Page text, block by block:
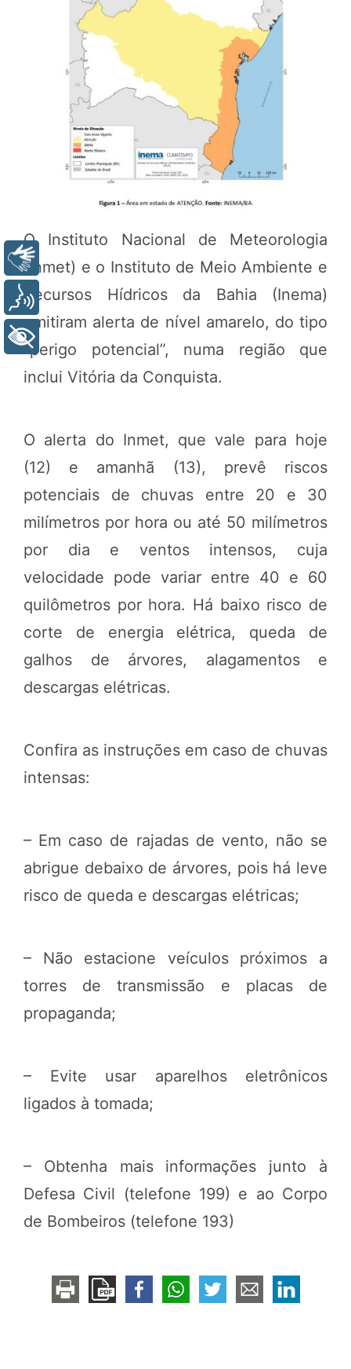
O Instituto Nacional de Meteorologia
(Inmet) e o Instituto de Meio Ambiente e
Recursos Hídricos da Bahia (Inema)
emitiram alerta de nível amarelo, do tipo
“perigo potencial”, numa região que
inclui Vitória da Conquista.
O alerta do Inmet, que vale para hoje
(12) e amanhã (13), prevê riscos
potenciais de chuvas entre 20 e 30
milímetros por hora ou até 50 milímetros
por dia e ventos intensos, cuja
velocidade pode variar entre 40 e 60
quilômetros por hora. Há baixo risco de
corte de energia elétrica, queda de
galhos de árvores, alagamentos e
descargas elétricas.
Confira as instruções em caso de chuvas
intensas:
– Em caso de rajadas de vento, não se
abrigue debaixo de árvores, pois há leve
risco de queda e descargas elétricas;
– Não estacione veículos próximos a
torres de transmissão e placas de
propaganda;
– Evite usar aparelhos eletrônicos
ligados à tomada;
– Obtenha mais informações junto à
Defesa Civil (telefone 199) e ao Corpo
de Bombeiros (telefone 193)
Libras
Voz